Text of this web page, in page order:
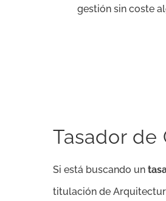
gestión sin coste
Tasador de
Si está buscando un
titulación de